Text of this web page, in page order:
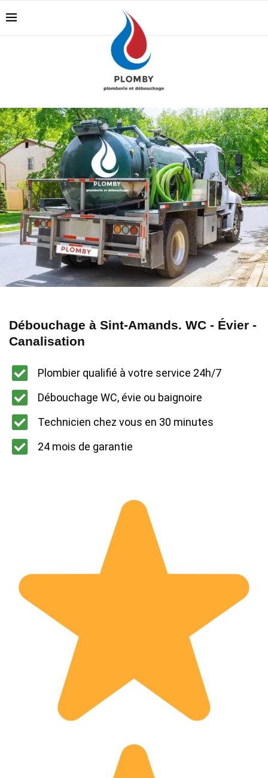
Débouchage à Sint-Amands. WC - Évier -
Canalisation
Plombier qualifié à votre service 24h/7
Débouchage WC, évie ou baignoire
Technicien chez vous en 30 minutes
24 mois de garantie